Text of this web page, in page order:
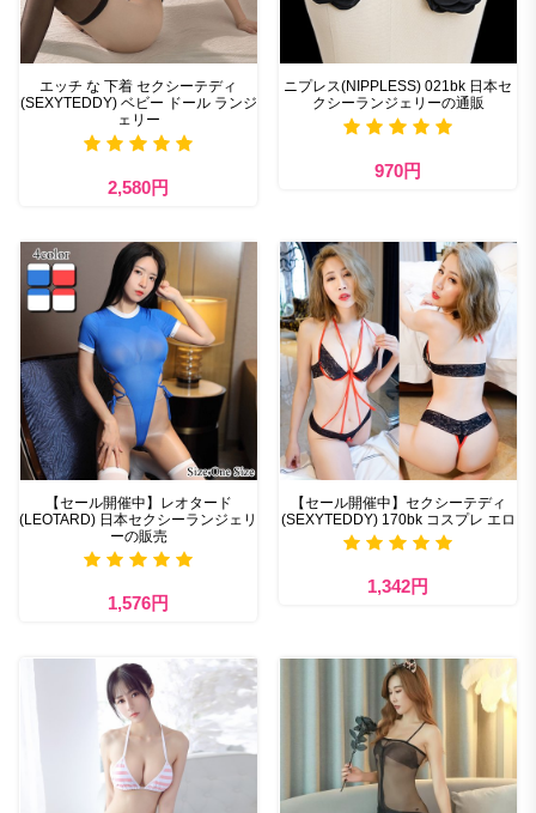
エッチ な 下着 セクシーテディ
(SEXYTEDDY) ベビー ドール ランジ
ェリー
2,580円
ニプレス(NIPPLESS) 021bk 日本セ
クシーランジェリーの通販
970円
【セール開催中】レオタード
(LEOTARD) 日本セクシーランジェリ
ーの販売
1,576円
【セール開催中】セクシーテディ
(SEXYTEDDY) 170bk コスプレ エロ
1,342円